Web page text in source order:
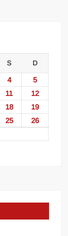
S D
4
5
11
12
18
19
25
26